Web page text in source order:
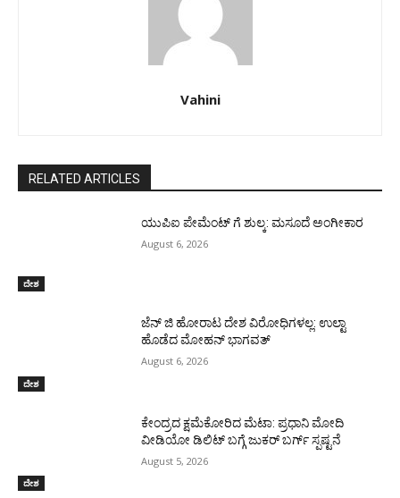
Vahini
RELATED ARTICLES
ದೇಶ
ಯುಪಿಐ ಪೇಮೆಂಟ್ ಗೆ ಶುಲ್ಕ: ಮಸೂದೆ ಅಂಗೀಕಾರ
August 6, 2026
ದೇಶ
ಜೆನ್ ಜಿ ಹೋರಾಟ ದೇಶ ವಿರೋಧಿಗಳಲ್ಲ: ಉಲ್ಟಾ
ಹೊಡೆದ ಮೋಹನ್ ಭಾಗವತ್
August 6, 2026
ದೇಶ
ಕೇಂದ್ರದ ಕ್ಷಮೆಕೋರಿದ ಮೆಟಾ: ಪ್ರಧಾನಿ ಮೋದಿ
ವೀಡಿಯೋ ಡಿಲಿಟ್ ಬಗ್ಗೆ ಜುಕರ್ ಬರ್ಗ್ ಸ್ಪಷ್ಟನೆ
August 5, 2026